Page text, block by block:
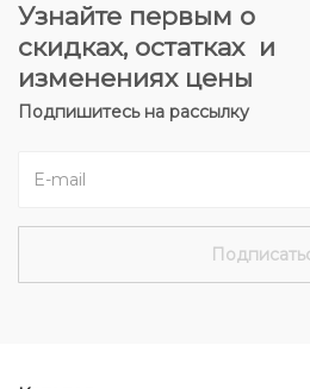
Узнайте первым о
скидках, остатках и
изменениях цены
Подпишитесь на рассылку